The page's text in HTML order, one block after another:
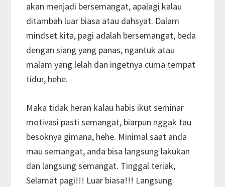
akan menjadi bersemangat, apalagi kalau
ditambah luar biasa atau dahsyat. Dalam
mindset kita, pagi adalah bersemangat, beda
dengan siang yang panas, ngantuk atau
malam yang lelah dan ingetnya cuma tempat
tidur, hehe.
Maka tidak heran kalau habis ikut seminar
motivasi pasti semangat, biarpun nggak tau
besoknya gimana, hehe. Minimal saat anda
mau semangat, anda bisa langsung lakukan
dan langsung semangat. Tinggal teriak,
Selamat pagi!!! Luar biasa!!! Langsung